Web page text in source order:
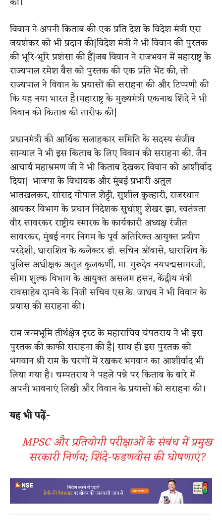
विवान ने अपनी किताब की एक प्रति देश के विदेश मंत्री एस
जयशंकर को भी प्रदान की|विदेश मंत्री ने भी विवान की पुस्तक
की भूरि-भूरि प्रशंसा की हैं|जब विवान ने राजभवन में महाराष्ट्र के
राज्यपाल रमेश बैस को पुस्तक की एक प्रति भेंट की, तो
राज्यपाल ने विवान के प्रयासों की सराहना की और टिप्पणी की
कि यह नया भारत है।महाराष्ट्र के मुख्यमंत्री एकनाथ शिंदे ने भी
विवान की किताब की तारीफ की|
प्रधानमंत्री की आर्थिक सलाहकार समिति के सदस्य संजीव
सान्याल ने भी इस किताब के लिए विवान की सराहना की. जैन
आचार्य महाश्रमण जी ने भी किताब देखकर विवान को आशीर्वाद
दिया| भाजपा के विधायक और मुंबई प्रभारी अतुल
भातखलकर, सांसद गोपाल शेट्टी, सुशील कुल्हारी, राजस्थान
आयकर विभाग के प्रधान निदेशक सुधांशु शेखर झा, स्वतंत्रता
वीर सावरकर राष्ट्रीय स्मारक के कार्यकारी अध्यक्ष रंजीत
सावरकर, मुंबई नगर निगम के पूर्व अतिरिक्त आयुक्त प्रवीण
परदेशी, धाराशिव के कलेक्टर डॉ. सचिन ओंबासे, धाराशिव के
पुलिस अधीक्षक अतुल कुलकर्णी, मा. गुरुदेव नयपद्मसागरजी,
सीमा शुल्क विभाग के आयुक्त असलम हसन, केंद्रीय मंत्री
रावसाहेब दानवे के निजी सचिव एस.के. जाधव ने भी विवान के
प्रयास की सराहना की।
राम जन्मभूमि तीर्थक्षेत्र ट्रस्ट के महासचिव चंपतराय ने भी इस
पुस्तक की काफी सराहना की है| साथ ही इस पुस्तक को
भगवान श्री राम के चरणों में रखकर भगवान का आशीर्वाद भी
लिया गया है। चम्पतराय ने पहले पन्ने पर किताब के बारे में
अपनी भावनाएं लिखी और विवान के प्रयासों की सराहना की।
यह भी पढ़ें-
MPSC और प्रतियोगी परीक्षाओं के संबंध में प्रमुख
सरकारी निर्णय; शिंदे-फडणवीस की घोषणाएं?